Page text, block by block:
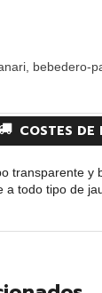
bebedero-
COSTES DE
transparente y
a todo tipo de